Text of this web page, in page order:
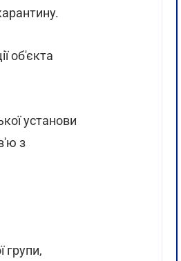
об'єкта
установи
з
групи,